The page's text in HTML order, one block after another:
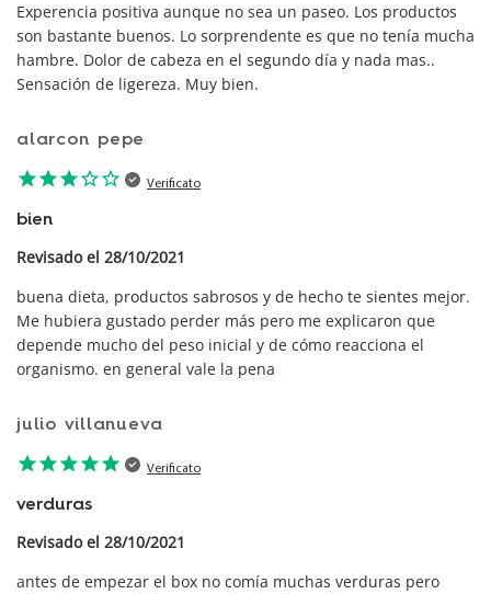
Experencia positiva aunque no sea un paseo. Los productos
son bastante buenos. Lo sorprendente es que no tenía mucha
hambre. Dolor de cabeza en el segundo día y nada mas..
Sensación de ligereza. Muy bien.
alarcon pepe
starstarstarstar_borderstar_border Verificato
bien
Revisado el 28/10/2021
buena dieta, productos sabrosos y de hecho te sientes mejor.
Me hubiera gustado perder más pero me explicaron que
depende mucho del peso inicial y de cómo reacciona el
organismo. en general vale la pena
julio villanueva
starstarstarstarstar Verificato
verduras
Revisado el 28/10/2021
antes de empezar el box no comía muchas verduras pero